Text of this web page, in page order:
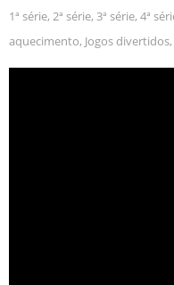
1ª série, 2ª série, 3ª série, 4ª
aquecimento, Jogos divertidos,